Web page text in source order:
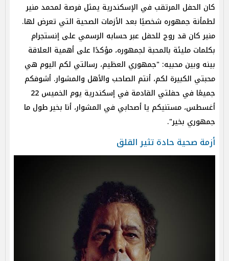
كان الحفل المرتقب في الإسكندرية يمثل فرصة لمحمد منير
لطمأنة جمهوره شخصيًا بعد الأزمات الصحية التي تعرض لها.
منير كان قد روج للحفل عبر حسابه الرسمي على إنستجرام
بكلمات مليئة بالمحبة لجمهوره، مؤكدًا على أهمية العلاقة
بينه وبين محبيه: "جمهوري العظيم، رسالتي لكم اليوم هي
محبتي الكبيرة لكم، أنتم الصاحب والأهل والمشوار. أشوفكم
جميعًا في حفلتي القادمة في إسكندرية يوم الخميس 22
أغسطس، مستنيكم يا أصحابي في المشوار، أنا بخير طول ما
جمهوري بخير".
أزمة صحية حادة تثير القلق